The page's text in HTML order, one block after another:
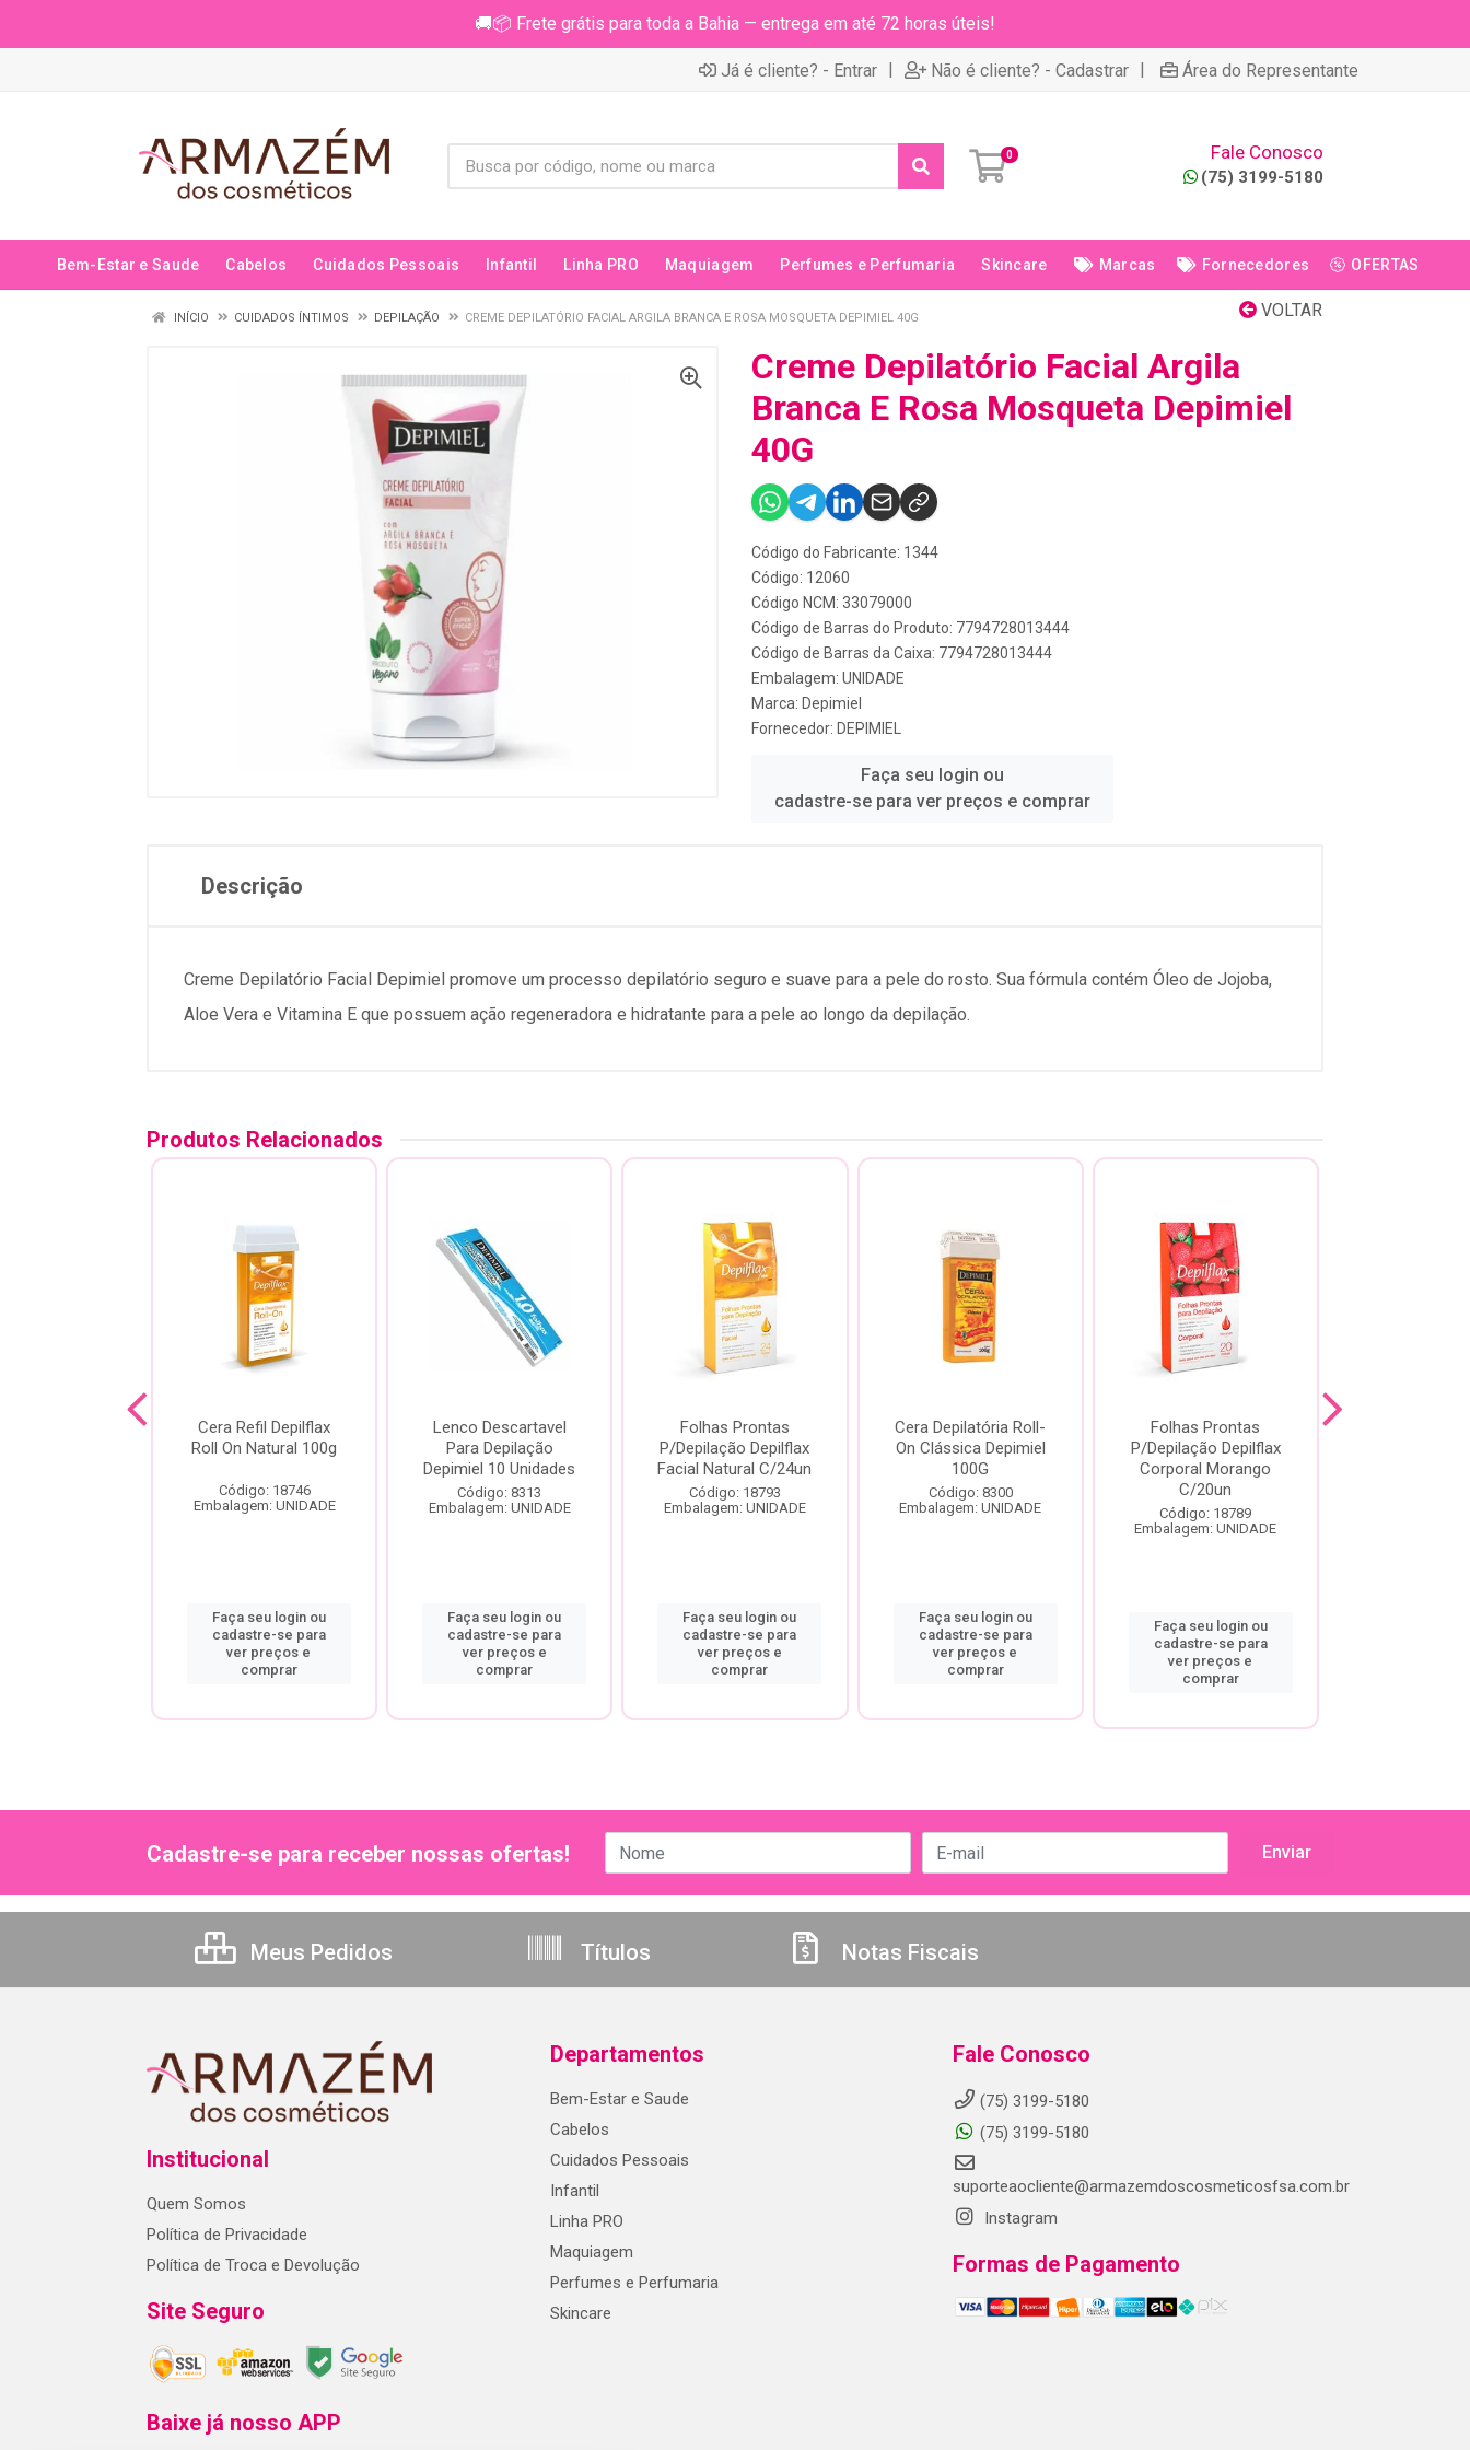
🚚📦 Frete grátis para toda a Bahia — entrega em até 72 horas úteis!
Já é cliente? - Entrar | Não é cliente? - Cadastrar | Área do Representante
0 Fale Conosco
(75) 3199-5180
Bem-Estar e Saude Cabelos Cuidados Pessoais Infantil Linha PRO Maquiagem Perfumes e Perfumaria Skincare Marcas Fornecedores OFERTAS
VOLTAR
INÍCIO CUIDADOS ÍNTIMOS DEPILAÇÃO CREME DEPILATÓRIO FACIAL ARGILA BRANCA E ROSA MOSQUETA DEPIMIEL 40G
Creme Depilatório Facial Argila
Branca E Rosa Mosqueta Depimiel
40G
Código do Fabricante: 1344
Código: 12060
Código NCM: 33079000
Código de Barras do Produto: 7794728013444
Código de Barras da Caixa: 7794728013444
Embalagem: UNIDADE
Marca: Depimiel
Fornecedor: DEPIMIEL
Faça seu login ou
cadastre-se para ver preços e comprar
Descrição
Creme Depilatório Facial Depimiel promove um processo depilatório seguro e suave para a pele do rosto. Sua fórmula contém Óleo de Jojoba,
Aloe Vera e Vitamina E que possuem ação regeneradora e hidratante para a pele ao longo da depilação.
Produtos Relacionados
Cera Refil Depilflax
Roll On Natural 100g
Código: 18746
Embalagem: UNIDADE
Faça seu login ou
cadastre-se para
ver preços e
comprar
Lenco Descartavel
Para Depilação
Depimiel 10 Unidades
Código: 8313
Embalagem: UNIDADE
Faça seu login ou
cadastre-se para
ver preços e
comprar
Folhas Prontas
P/Depilação Depilflax
Facial Natural C/24un
Código: 18793
Embalagem: UNIDADE
Faça seu login ou
cadastre-se para
ver preços e
comprar
Cera Depilatória Roll-
On Clássica Depimiel
100G
Código: 8300
Embalagem: UNIDADE
Faça seu login ou
cadastre-se para
ver preços e
comprar
Folhas Prontas
P/Depilação Depilflax
Corporal Morango
C/20un
Código: 18789
Embalagem: UNIDADE
Faça seu login ou
cadastre-se para
ver preços e
comprar
Cadastre-se para receber nossas ofertas!
Meus Pedidos Títulos Notas Fiscais
Institucional
Quem Somos
Política de Privacidade
Política de Troca e Devolução
Site Seguro
Baixe já nosso APP
Departamentos
Bem-Estar e Saude
Cabelos
Cuidados Pessoais
Infantil
Linha PRO
Maquiagem
Perfumes e Perfumaria
Skincare
Fale Conosco
(75) 3199-5180
(75) 3199-5180
suporteaocliente@armazemdoscosmeticosfsa.com.br
Instagram
Formas de Pagamento